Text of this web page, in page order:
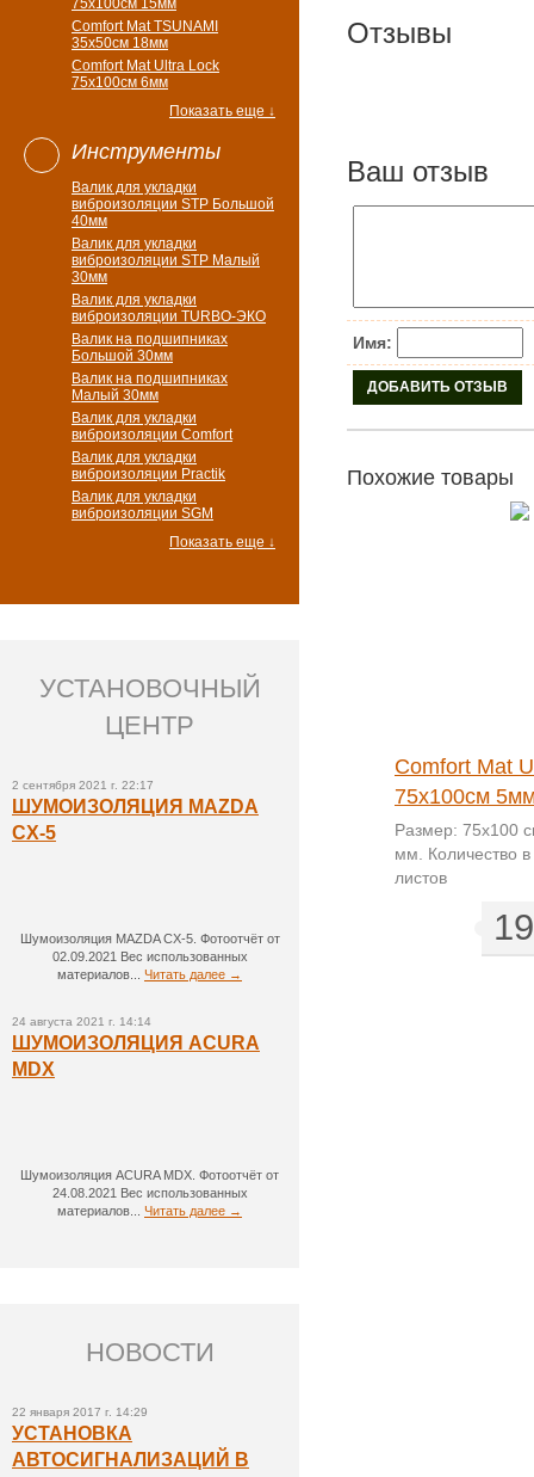
75х100см 15мм
Comfort Mat TSUNAMI
35х50см 18мм
Comfort Mat Ultra Lock
75х100см 6мм
Показать еще ↓
Инструменты
Валик для укладки
виброизоляции STP Большой
40мм
Валик для укладки
виброизоляции STP Малый
30мм
Валик для укладки
виброизоляции TURBO-ЭКО
Валик на подшипниках
Большой 30мм
Валик на подшипниках
Малый 30мм
Валик для укладки
виброизоляции Comfort
Валик для укладки
виброизоляции Practik
Валик для укладки
виброизоляции SGM
Показать еще ↓
УСТАНОВОЧНЫЙ
ЦЕНТР
2 сентября 2021 г. 22:17
ШУМОИЗОЛЯЦИЯ MAZDA
CX-5
Шумоизоляция MAZDA CX-5. Фотоотчёт от
02.09.2021 Вес использованных
материалов... Читать далее →
24 августа 2021 г. 14:14
ШУМОИЗОЛЯЦИЯ ACURA
MDX
Шумоизоляция ACURA MDX. Фотоотчёт от
24.08.2021 Вес использованных
материалов... Читать далее →
НОВОСТИ
22 января 2017 г. 14:29
УСТАНОВКА
АВТОСИГНАЛИЗАЦИЙ В
Отзывы
Ваш отзыв
Имя:
Похожие товары
75х100см 10мм
149грн.
Comfort Mat
75х100см
Размер: 75x100
мм. Количество в
листов